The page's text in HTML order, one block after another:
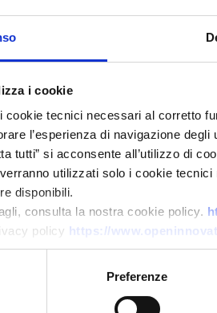
i cookie
cookie tecnici necessari al corretto
l’esperienza di navigazione
tutti” si acconsente all’utilizzo di
utilizzati solo i cookie
disponibili.
consulta la nostra cookie policy.
policy https://
Preferenze
Business offer
Licenza per
europea di
rifiuti
ID: